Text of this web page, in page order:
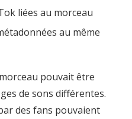
liées au morceau
au même
pouvait être
de sons différentes.
des fans pouvaient